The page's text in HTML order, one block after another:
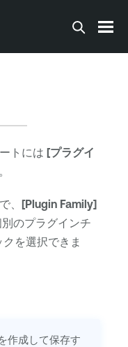
動する
トには [プラグイ
、 [Plugin Family]
のプラグインチ
を選択できま
作成して保存す